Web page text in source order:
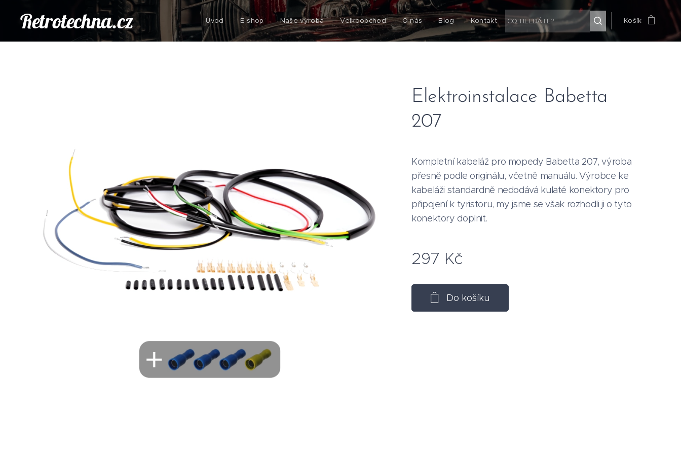
Retrotechna.cz Úvod E-shop Naše výroba Velkoobchod O nás Blog Kontakt Košík
Elektroinstalace Babetta
207
Kompletní kabeláž pro mopedy Babetta 207, výroba
přesně podle originálu, včetně manuálu. Výrobce ke
kabeláži standardně nedodává kulaté konektory pro
připojení k tyristoru, my jsme se však rozhodli ji o tyto
konektory doplnit.
297 Kč
Do košíku